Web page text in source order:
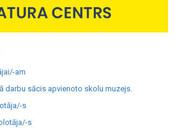
am
darbu sācis apvienoto skolu muzejs.
s
s